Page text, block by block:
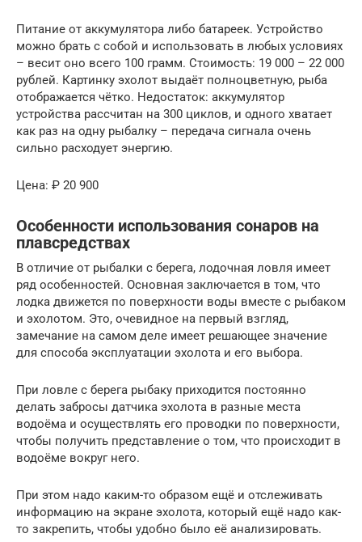
Питание от аккумулятора либо батареек. Устройство
можно брать с собой и использовать в любых условиях
– весит оно всего 100 грамм. Стоимость: 19 000 – 22 000
рублей. Картинку эхолот выдаёт полноцветную, рыба
отображается чётко. Недостаток: аккумулятор
устройства рассчитан на 300 циклов, и одного хватает
как раз на одну рыбалку – передача сигнала очень
сильно расходует энергию.
Цена: ₽ 20 900
Особенности использования сонаров на
плавсредствах
В отличие от рыбалки с берега, лодочная ловля имеет
ряд особенностей. Основная заключается в том, что
лодка движется по поверхности воды вместе с рыбаком
и эхолотом. Это, очевидное на первый взгляд,
замечание на самом деле имеет решающее значение
для способа эксплуатации эхолота и его выбора.
При ловле с берега рыбаку приходится постоянно
делать забросы датчика эхолота в разные места
водоёма и осуществлять его проводки по поверхности,
чтобы получить представление о том, что происходит в
водоёме вокруг него.
При этом надо каким-то образом ещё и отслеживать
информацию на экране эхолота, который ещё надо как-
то закрепить, чтобы удобно было её анализировать.